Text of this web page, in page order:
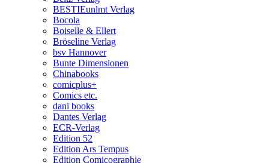
BESTIEunlmt Verlag
Bocola
Boiselle & Ellert
Bröseline Verlag
bsv Hannover
Bunte Dimensionen
Chinabooks
comicplus+
Comics etc.
dani books
Dantes Verlag
ECR-Verlag
Edition 52
Edition Ars Tempus
Edition Comicographie